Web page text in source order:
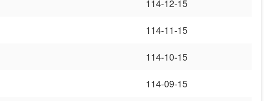
114-12-15
114-11-15
114-10-15
114-09-15